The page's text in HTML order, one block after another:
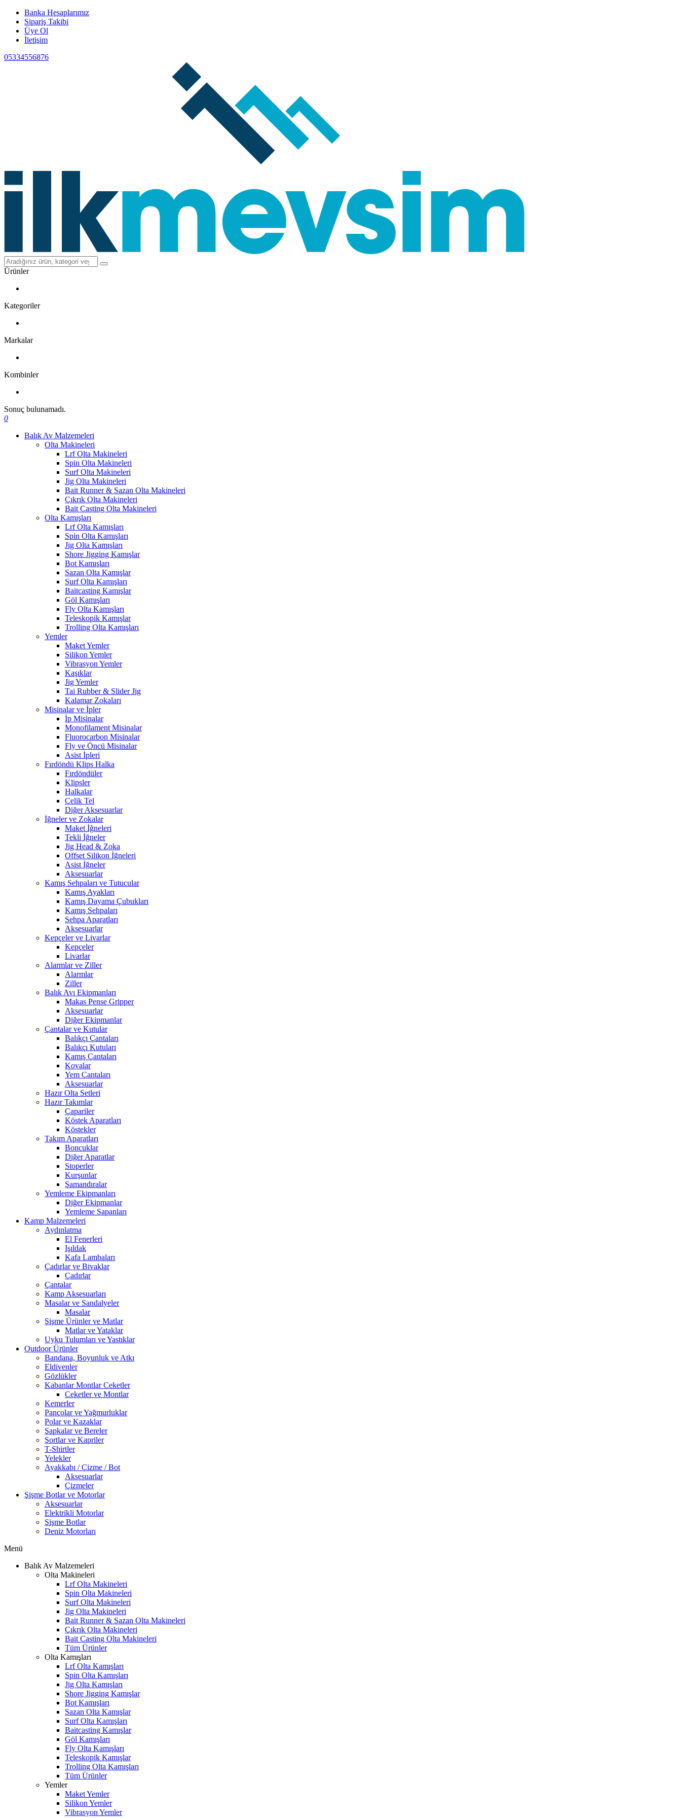
Banka Hesaplarımız
Sipariş Takibi
Üye Ol
İletişim
05334556876
Ürünler
Kategoriler
Markalar
Kombinler
Sonuç bulunamadı.
0
Balık Av Malzemeleri
Olta Makineleri
Lrf Olta Makineleri
Spin Olta Makineleri
Surf Olta Makineleri
Jig Olta Makineleri
Bait Runner & Sazan Olta Makineleri
Çıkrık Olta Makineleri
Bait Casting Olta Makineleri
Olta Kamışları
Lrf Olta Kamışları
Spin Olta Kamışları
Jig Olta Kamışları
Shore Jigging Kamışlar
Bot Kamışları
Sazan Olta Kamışlar
Surf Olta Kamışları
Baitcasting Kamışlar
Göl Kamışları
Fly Olta Kamışları
Teleskopik Kamışlar
Trolling Olta Kamışları
Yemler
Maket Yemler
Silikon Yemler
Vibrasyon Yemler
Kaşıklar
Jig Yemler
Tai Rubber & Slider Jig
Kalamar Zokaları
Misinalar ve İpler
İp Misinalar
Monofilament Misinalar
Fluorocarbon Misinalar
Fly ve Öncü Misinalar
Asist İpleri
Fırdöndü Klips Halka
Fırdöndüler
Klipsler
Halkalar
Çelik Tel
Diğer Aksesuarlar
İğneler ve Zokalar
Maket İğneleri
Tekli İğneler
Jig Head & Zoka
Offset Silikon İğneleri
Asist İğneler
Aksesuarlar
Kamış Sehpaları ve Tutucular
Kamış Ayakları
Kamış Dayama Çubukları
Kamış Sehpaları
Sehpa Aparatları
Aksesuarlar
Kepçeler ve Livarlar
Kepçeler
Livarlar
Alarmlar ve Ziller
Alarmlar
Ziller
Balık Avı Ekipmanları
Makas Pense Gripper
Aksesuarlar
Diğer Ekipmanlar
Çantalar ve Kutular
Balıkçı Çantaları
Balıkçı Kutuları
Kamış Çantaları
Kovalar
Yem Çantaları
Aksesuarlar
Hazır Olta Setleri
Hazır Takımlar
Çapariler
Köstek Aparatları
Köstekler
Takım Aparatları
Boncuklar
Diğer Aparatlar
Stoperler
Kurşunlar
Şamandıralar
Yemleme Ekipmanları
Diğer Ekipmanlar
Yemleme Sapanları
Kamp Malzemeleri
Aydınlatma
El Fenerleri
Işıldak
Kafa Lambaları
Çadırlar ve Bivaklar
Çadırlar
Çantalar
Kamp Aksesuarları
Masalar ve Sandalyeler
Masalar
Şişme Ürünler ve Matlar
Matlar ve Yataklar
Uyku Tulumları ve Yastıklar
Outdoor Ürünler
Bandana, Boyunluk ve Atkı
Eldivenler
Gözlükler
Kabanlar Montlar Ceketler
Ceketler ve Montlar
Kemerler
Pançolar ve Yağmurluklar
Polar ve Kazaklar
Şapkalar ve Bereler
Şortlar ve Kapriler
T-Shirtler
Yelekler
Ayakkabı / Çizme / Bot
Aksesuarlar
Çizmeler
Şişme Botlar ve Motorlar
Aksesuarlar
Elektrikli Motorlar
Şişme Botlar
Deniz Motorları
Menü
Balık Av Malzemeleri
Olta Makineleri
Lrf Olta Makineleri
Spin Olta Makineleri
Surf Olta Makineleri
Jig Olta Makineleri
Bait Runner & Sazan Olta Makineleri
Çıkrık Olta Makineleri
Bait Casting Olta Makineleri
Tüm Ürünler
Olta Kamışları
Lrf Olta Kamışları
Spin Olta Kamışları
Jig Olta Kamışları
Shore Jigging Kamışlar
Bot Kamışları
Sazan Olta Kamışlar
Surf Olta Kamışları
Baitcasting Kamışlar
Göl Kamışları
Fly Olta Kamışları
Teleskopik Kamışlar
Trolling Olta Kamışları
Tüm Ürünler
Yemler
Maket Yemler
Silikon Yemler
Vibrasyon Yemler